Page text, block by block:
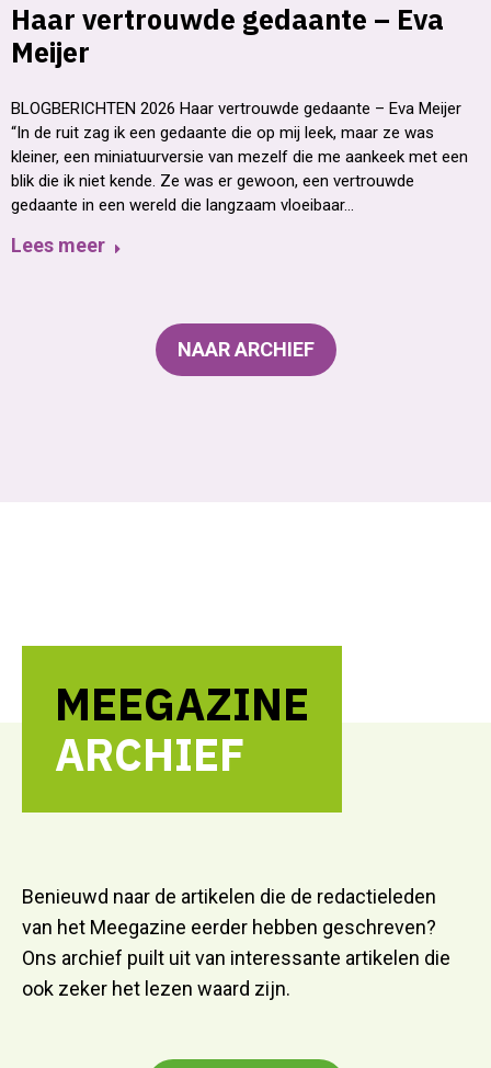
Haar vertrouwde gedaante – Eva
Meijer
BLOGBERICHTEN 2026 Haar vertrouwde gedaante – Eva Meijer
“In de ruit zag ik een gedaante die op mij leek, maar ze was
kleiner, een miniatuurversie van mezelf die me aankeek met een
blik die ik niet kende. Ze was er gewoon, een vertrouwde
gedaante in een wereld die langzaam vloeibaar…
Lees meer
NAAR ARCHIEF
MEEGAZINE
ARCHIEF
Benieuwd naar de artikelen die de redactieleden
van het Meegazine eerder hebben geschreven?
Ons archief puilt uit van interessante artikelen die
ook zeker het lezen waard zijn.